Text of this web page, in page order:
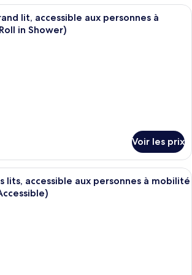
Une chambre d’hôtel avec un
lit, accessible aux personnes à
in Shower)
Voir les prix
Une chambre d’hôtel avec deux lits,
lits, accessible aux personnes à mobilité